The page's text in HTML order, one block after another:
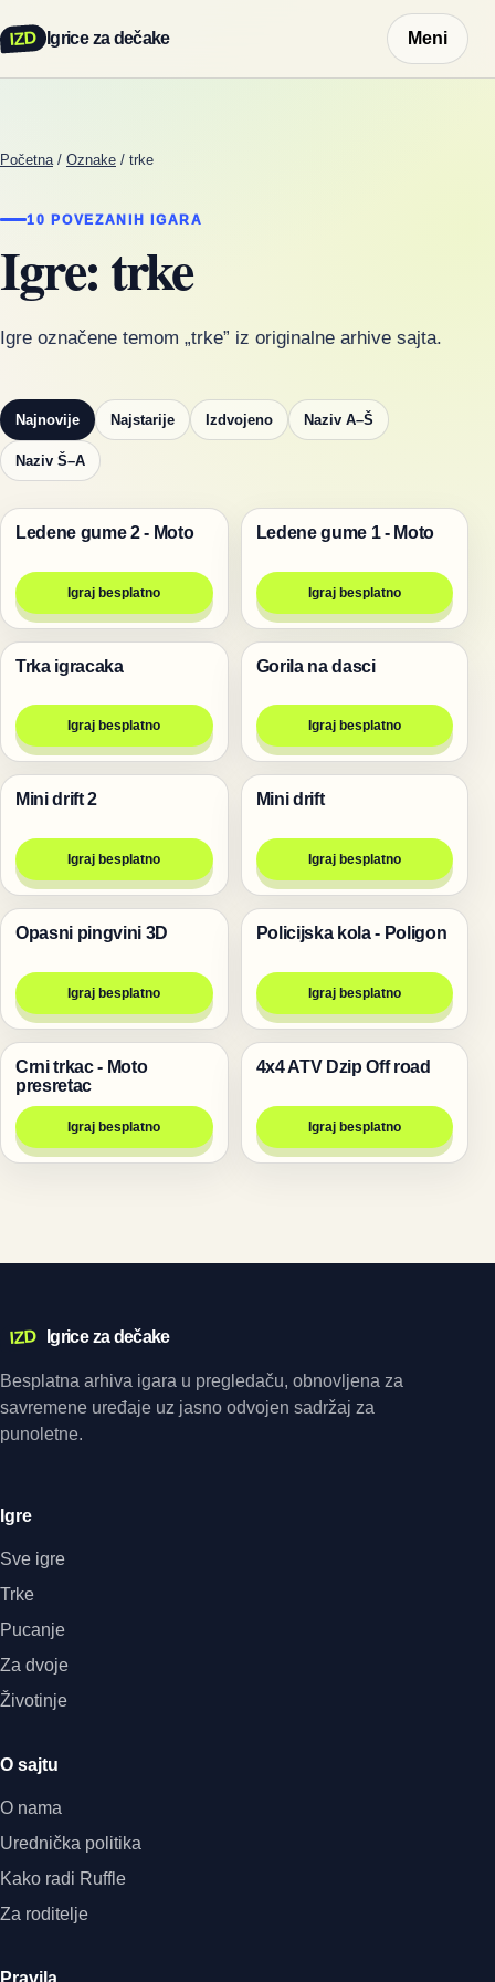
IZD Igrice za dečake Meni
Početna / Oznake / trke
10 POVEZANIH IGARA
Igre: trke
Igre označene temom „trke” iz originalne arhive sajta.
Najnovije Najstarije Izdvojeno Naziv A–Š
Naziv Š–A
Trke
Ledene gume 2 - Moto
Igraj besplatno
Trke
Ledene gume 1 - Moto
Igraj besplatno
Trke
Trka igracaka
Igraj besplatno
Životinje
Gorila na dasci
Igraj besplatno
Trke
Mini drift 2
Igraj besplatno
Trke
Mini drift
Igraj besplatno
Pucanje
Opasni pingvini 3D
Igraj besplatno
Trke
Policijska kola - Poligon
Igraj besplatno
Trke
Crni trkac - Moto
presretac
Igraj besplatno
Trke
4x4 ATV Dzip Off road
Igraj besplatno
IZD Igrice za dečake
Besplatna arhiva igara u pregledaču, obnovljena za
savremene uređaje uz jasno odvojen sadržaj za
punoletne.
Igre
Sve igre
Trke
Pucanje
Za dvoje
Životinje
O sajtu
O nama
Urednička politika
Kako radi Ruffle
Za roditelje